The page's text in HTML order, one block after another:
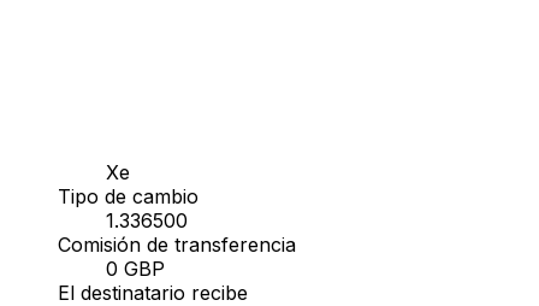
Xe
Tipo de cambio
1.336500
Comisión de transferencia
0 GBP
El destinatario recibe